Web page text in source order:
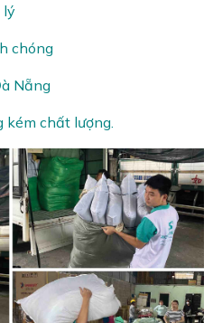
lý
chóng
Nẵng
kém chất lượng.